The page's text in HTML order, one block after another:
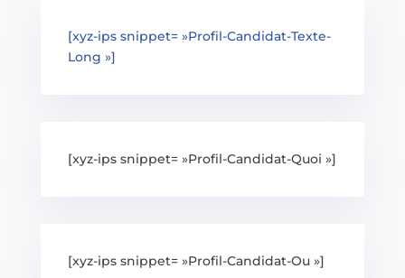
[xyz-ips snippet= »Profil-Candidat-Texte-
Long »]
[xyz-ips snippet= »Profil-Candidat-Quoi »]
[xyz-ips snippet= »Profil-Candidat-Ou »]